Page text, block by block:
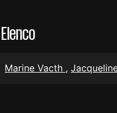
Elenco
Marine Vacth ,